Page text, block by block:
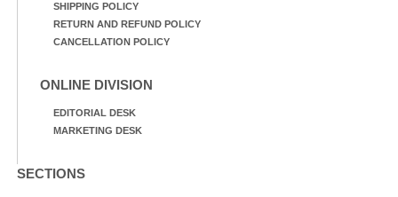
SHIPPING POLICY
RETURN AND REFUND POLICY
CANCELLATION POLICY
ONLINE DIVISION
EDITORIAL DESK
MARKETING DESK
SECTIONS